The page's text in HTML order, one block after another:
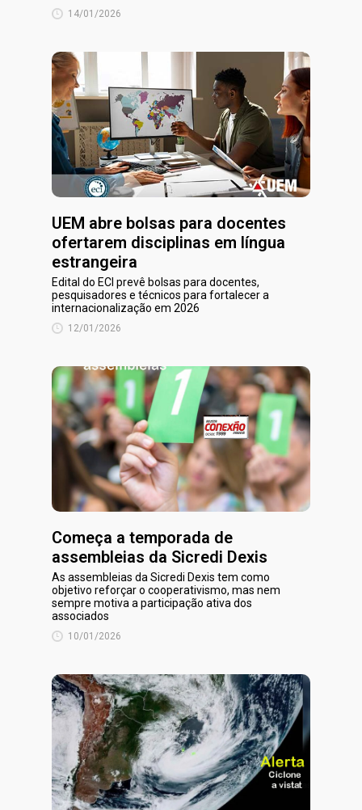
14/01/2026
UEM abre bolsas para docentes
ofertarem disciplinas em língua
estrangeira
Edital do ECI prevê bolsas para docentes,
pesquisadores e técnicos para fortalecer a
internacionalização em 2026
12/01/2026
Começa a temporada de
assembleias da Sicredi Dexis
As assembleias da Sicredi Dexis tem como
objetivo reforçar o cooperativismo, mas nem
sempre motiva a participação ativa dos
associados
10/01/2026